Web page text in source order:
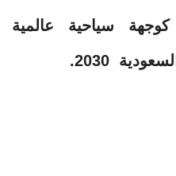
كوجهة سياحية عالمية
2030.